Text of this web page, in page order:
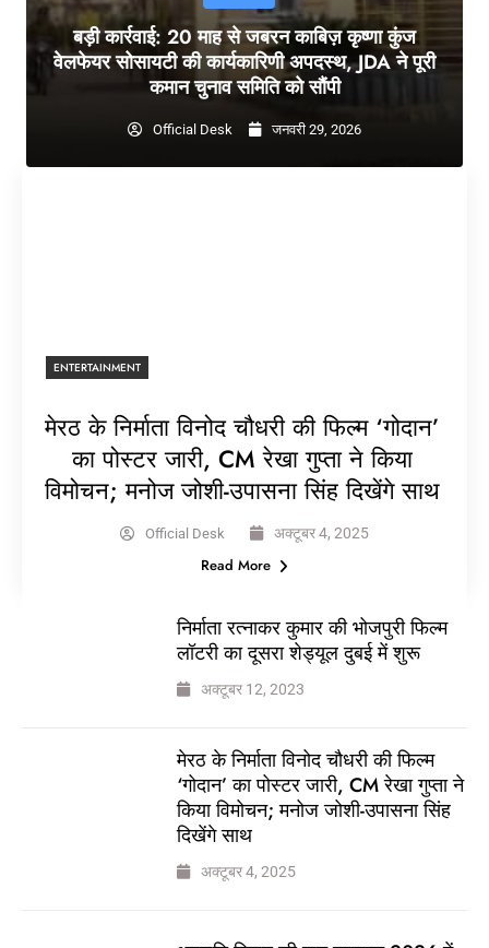
बड़ी कार्रवाई: 20 माह से जबरन काबिज़ कृष्णा कुंज
वेलफेयर सोसायटी की कार्यकारिणी अपदस्थ, JDA ने पूरी
कमान चुनाव समिति को सौंपी
Official Desk जनवरी 29, 2026
ENTERTAINMENT
मेरठ के निर्माता विनोद चौधरी की फिल्म ‘गोदान’
का पोस्टर जारी, CM रेखा गुप्ता ने किया
विमोचन; मनोज जोशी-उपासना सिंह दिखेंगे साथ
Official Desk अक्टूबर 4, 2025
Read More
निर्माता रत्नाकर कुमार की भोजपुरी फिल्म
लॉटरी का दूसरा शेड्यूल दुबई में शुरू
अक्टूबर 12, 2023
मेरठ के निर्माता विनोद चौधरी की फिल्म
‘गोदान’ का पोस्टर जारी, CM रेखा गुप्ता ने
किया विमोचन; मनोज जोशी-उपासना सिंह
दिखेंगे साथ
अक्टूबर 4, 2025